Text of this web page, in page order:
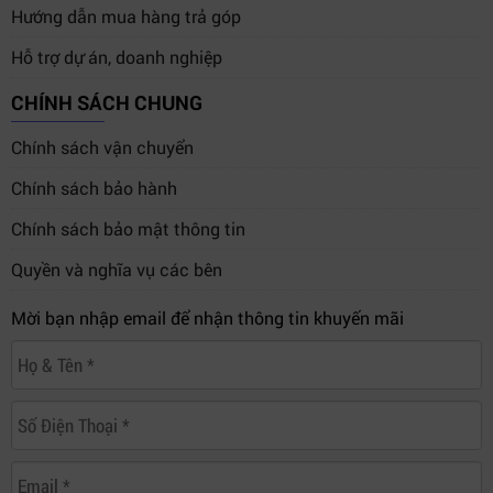
1. Đầu ghi hỗ trợ camera chuẩn nào?
Hỗ trợ HDCVI, AHD, TVI, CVBS và IP.
2. Có hỗ trợ AI không?
Có – gồm AcuPick, SMD Plus, bảo vệ chu vi, nhận dạng
khuôn mặt.
3. Lắp camera Wi-Fi được không?
Có – hỗ trợ kết nối camera không dây.
4. Lưu trữ tối đa bao nhiêu?
Rất phù hợp vì hỗ trợ đầy đủ các chuẩn camera truyền
Hướng dẫn mua hàng trả góp
Hỗ trợ dự án, doanh nghiệp
CHÍNH SÁCH CHUNG
Chính sách vận chuyển
Chính sách bảo hành
Chính sách bảo mật thông tin
Quyền và nghĩa vụ các bên
Mời bạn nhập email để nhận thông tin khuyến mãi